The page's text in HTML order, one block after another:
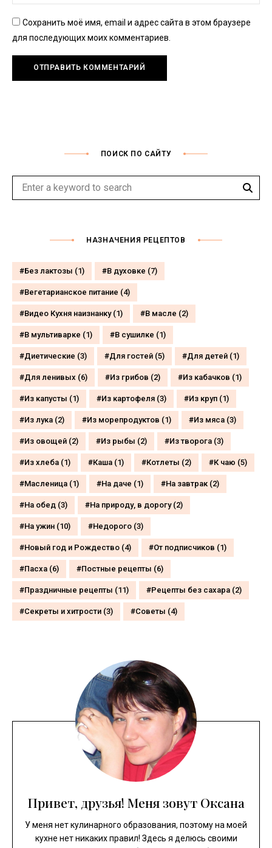
Сохранить моё имя, email и адрес сайта в этом браузере
для последующих моих комментариев.
ПОИСК ПО САЙТУ
Search
НАЗНАЧЕНИЯ РЕЦЕПТОВ
Без лактозы (1) В духовке (7)
Вегетарианское питание (4)
Видео Кухня наизнанку(1) В масле (2)
В мультиварке (1) В сушилке (1)
Диетические (3) Для гостей (5) Для детей (1)
Для ленивых (6) Из грибов (2) Из кабачков (1)
Из капусты (1) Из картофеля (3) Из круп (1)
Из лука (2) Из морепродуктов (1) Из мяса (3)
Из овощей (2) Из рыбы (2) Из творога (3)
Из хлеба (1) Каша (1) Котлеты (2) К чаю (5)
Масленица (1) На даче (1) На завтрак (2)
На обед (3) На природу, в дорогу(2)
На ужин (10) Недорого (3)
Новый год и Рождество (4) От подписчиков (1)
Пасха (6) Постные рецепты (6)
Праздничные рецепты (11) Рецепты без сахара (2)
Секреты и хитрости (3) Советы (4)
Привет, друзья! Меня зовут Оксана
У меня нет кулинарного образования, поэтому на моей
кухне нет никаких правил! Здесь я делюсь своими